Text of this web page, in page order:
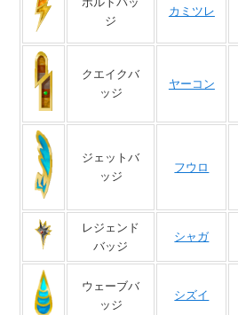
ジ
カミツレ
クエイクバ
ッジ
ヤーコン
ジェットバ
ッジ
フウロ
レジェンド
バッジ
シャガ
ウェーブバ
ッジ
シズイ